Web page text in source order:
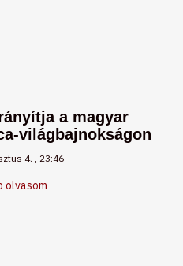
a magyar
világbajnokságon
4. 23:46
olvasom